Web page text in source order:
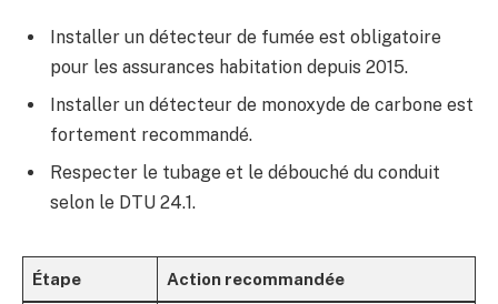
Installer un détecteur de fumée est obligatoire
pour les assurances habitation depuis 2015.
Installer un détecteur de monoxyde de carbone est
fortement recommandé.
Respecter le tubage et le débouché du conduit
selon le DTU 24.1.
Étape Action recommandée